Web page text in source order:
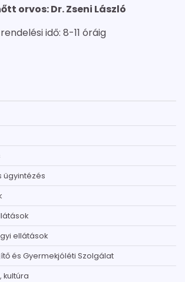
orvos: Dr. Zseni László
rendelési idő: 8-11 óráig
ügyintézés
ellátások
és Gyermekjóléti Szolgálat
kultúra